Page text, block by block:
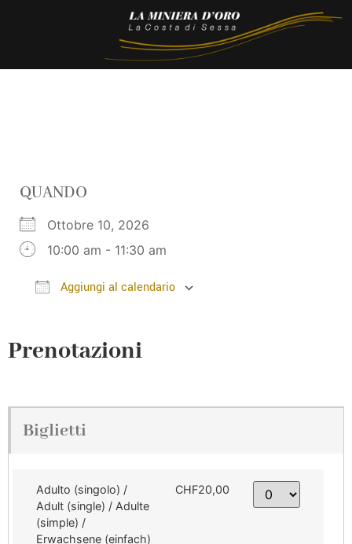
QUANDO
Ottobre 10, 2026
10:00 am - 11:30 am
Aggiungi al calendario
Prenotazioni
Biglietti
Adulto (singolo) /
Adult (single) / Adulte
(simple) /
Erwachsene (einfach)
CHF20,00